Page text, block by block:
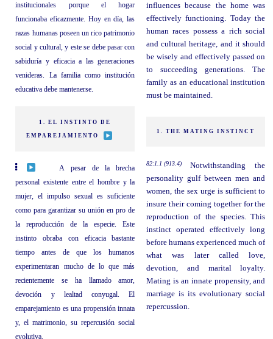
institucionales porque el hogar
funcionaba eficazmente. Hoy en día, las
razas humanas poseen un rico patrimonio
social y cultural, y este se debe pasar con
sabiduría y eficacia a las generaciones
venideras. La familia como institución
educativa debe mantenerse.
influences because the home was
effectively functioning. Today the
human races possess a rich social
and cultural heritage, and it should
be wisely and effectively passed on
to succeeding generations. The
family as an educational institution
must be maintained.
1. EL INSTINTO DE
EMPAREJAMIENTO
1. THE MATING INSTINCT
A pesar de la brecha
personal existente entre el hombre y la
mujer, el impulso sexual es suficiente
como para garantizar su unión en pro de
la reproducción de la especie. Este
instinto obraba con eficacia bastante
tiempo antes de que los humanos
experimentaran mucho de lo que más
recientemente se ha llamado amor,
devoción y lealtad conyugal. El
emparejamiento es una propensión innata
y, el matrimonio, su repercusión social
evolutiva.
82:1.1 (913.4)
Notwithstanding the
personality gulf between men and
women, the sex urge is sufficient to
insure their coming together for the
reproduction of the species. This
instinct operated effectively long
before humans experienced much of
what was later called love,
devotion, and marital loyalty.
Mating is an innate propensity, and
marriage is its evolutionary social
repercussion.